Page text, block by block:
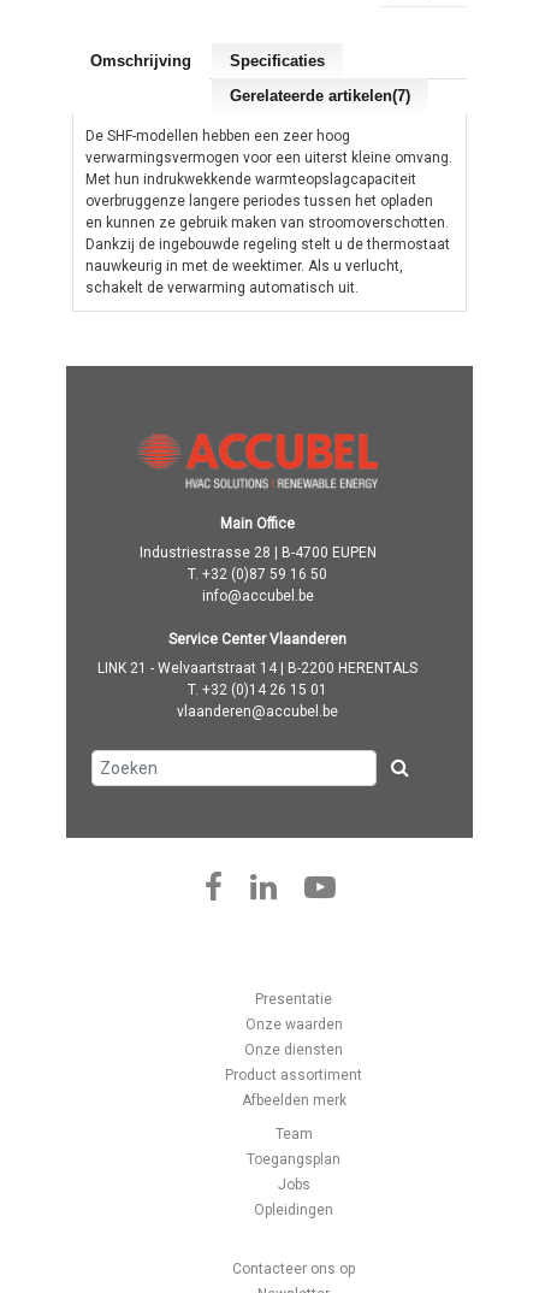
Omschrijving
Specificaties
Gerelateerde artikelen(7)
De SHF-modellen hebben een zeer hoog
verwarmingsvermogen voor een uiterst kleine omvang.
Met hun indrukwekkende warmteopslagcapaciteit
overbruggenze langere periodes tussen het opladen
en kunnen ze gebruik maken van stroomoverschotten.
​Dankzij de ingebouwde regeling stelt u de thermostaat
nauwkeurig in met de weektimer. Als u verlucht,
schakelt de verwarming automatisch uit.
Main Office
Industriestrasse 28 | B-4700 EUPEN
T. +32 (0)87 59 16 50
info@accubel.be
Service Center Vlaanderen
LINK 21 - Welvaartstraat 14 | B-2200 HERENTALS
T. +32 (0)14 26 15 01
vlaanderen@accubel.be
Presentatie
Onze waarden
Onze diensten
Product assortiment
Afbeelden merk
Team
Toegangsplan
Jobs
Opleidingen
Contacteer ons op